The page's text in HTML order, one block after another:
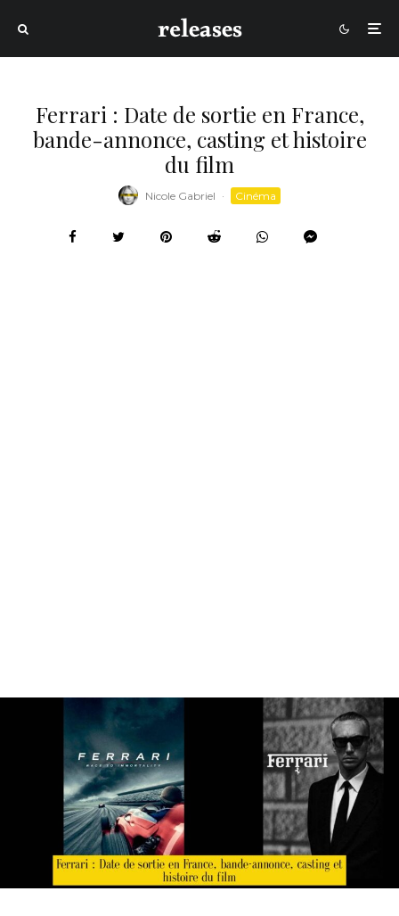
Ferrari : Date de sortie en France,
bande-annonce, casting et histoire
du film
Nicole Gabriel · Cinéma